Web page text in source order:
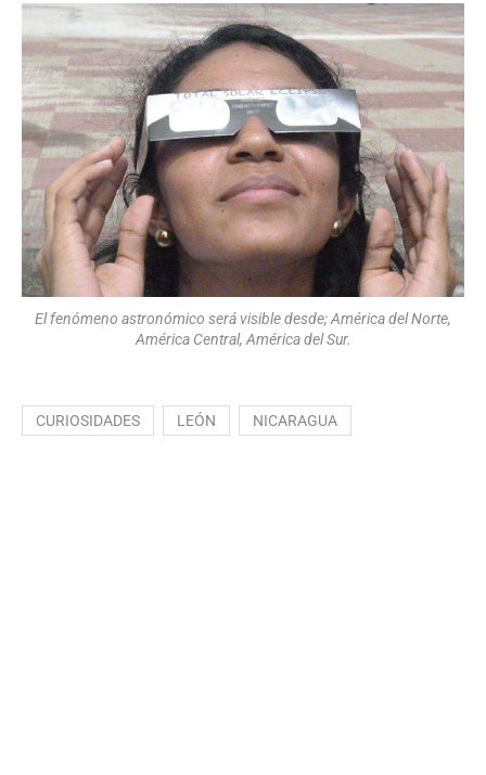
El fenómeno astronómico será visible desde; América del Norte,
América Central, América del Sur.
CURIOSIDADES LEÓN NICARAGUA